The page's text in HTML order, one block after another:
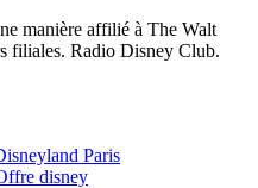
manière affilié à The Walt
filiales. Radio Disney Club.
Paris
disney